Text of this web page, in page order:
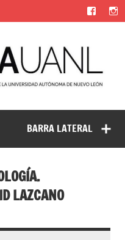
de Nuevo León
BARRA LATERAL
LAZCANO